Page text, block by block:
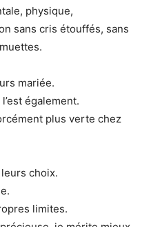
physique,
sans cris étouffés, sans
mariée.
également.
plus verte chez
choix.
limites.